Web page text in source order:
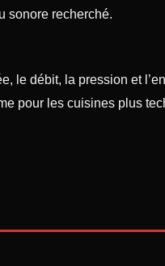
sonore recherché.
le débit, la pression et
pour les cuisines plus